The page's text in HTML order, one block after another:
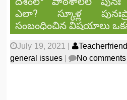
ఎలా? స్కూళ్ల
సంబంధించిన విషయాలు
July 19, 2021 Teacherfriend
general issues | No comments